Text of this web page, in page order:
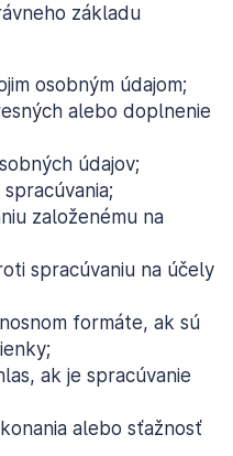
základu
osobným údajom;
alebo doplnenie
údajov;
založenému na
spracúvaniu na účely
formáte, ak sú
ak je spracúvanie
alebo sťažnosť